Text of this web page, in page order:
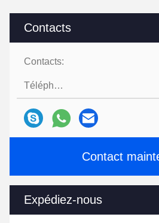
Contacts
Contacts:
Téléphone:
Contact
Expédiez-nous